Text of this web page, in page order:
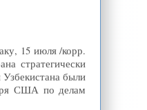
15 июля /корр.
стратегически
были
США по делам